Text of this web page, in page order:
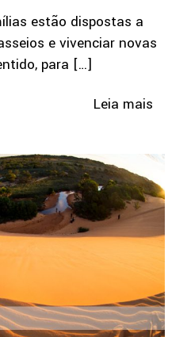
estão dispostas a
e vivenciar novas
para […]
Leia mais